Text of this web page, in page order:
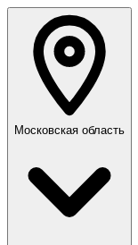
Московская область